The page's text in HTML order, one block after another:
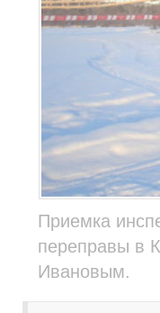
Приемка
переправы в
Ивановым.